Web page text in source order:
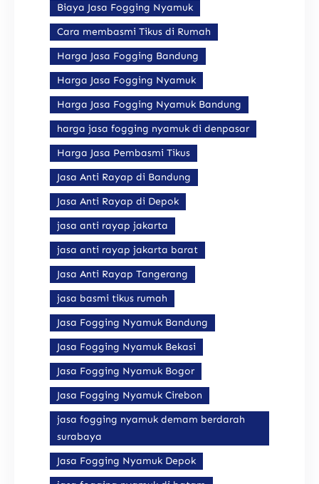
Biaya Jasa Fogging Nyamuk
Cara membasmi Tikus di Rumah
Harga Jasa Fogging Bandung
Harga Jasa Fogging Nyamuk
Harga Jasa Fogging Nyamuk Bandung
harga jasa fogging nyamuk di denpasar
Harga Jasa Pembasmi Tikus
Jasa Anti Rayap di Bandung
Jasa Anti Rayap di Depok
jasa anti rayap jakarta
jasa anti rayap jakarta barat
Jasa Anti Rayap Tangerang
jasa basmi tikus rumah
Jasa Fogging Nyamuk Bandung
Jasa Fogging Nyamuk Bekasi
Jasa Fogging Nyamuk Bogor
Jasa Fogging Nyamuk Cirebon
jasa fogging nyamuk demam berdarah
surabaya
Jasa Fogging Nyamuk Depok